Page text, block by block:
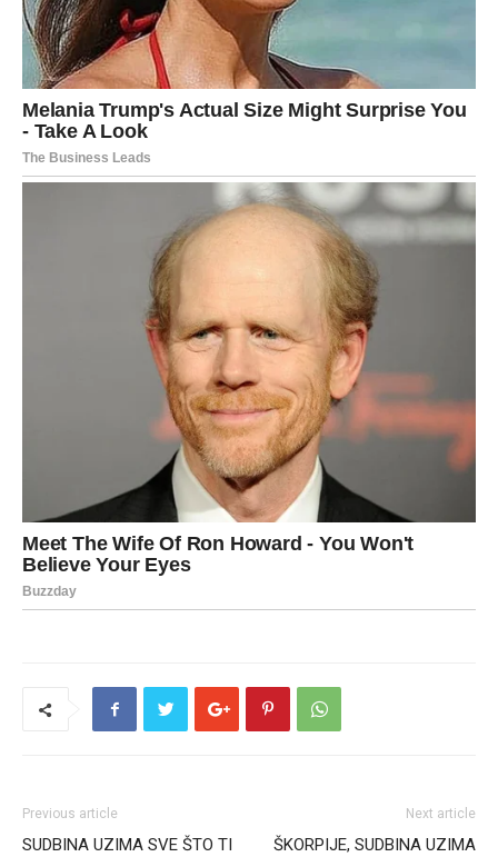
Previous article
SUDBINA UZIMA SVE ŠTO TI
Next article
ŠKORPIJE, SUDBINA UZIMA